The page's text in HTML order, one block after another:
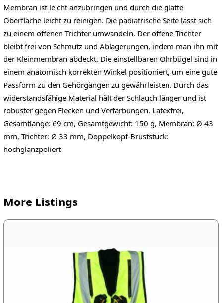
Membran ist leicht anzubringen und durch die glatte
Oberfläche leicht zu reinigen. Die pädiatrische Seite lässt sich
zu einem offenen Trichter umwandeln. Der offene Trichter
bleibt frei von Schmutz und Ablagerungen, indem man ihn mit
der Kleinmembran abdeckt. Die einstellbaren Ohrbügel sind in
einem anatomisch korrekten Winkel positioniert, um eine gute
Passform zu den Gehörgängen zu gewährleisten. Durch das
widerstandsfähige Material hält der Schlauch länger und ist
robuster gegen Flecken und Verfärbungen. Latexfrei,
Gesamtlänge: 69 cm, Gesamtgewicht: 150 g, Membran: Ø 43
mm, Trichter: Ø 33 mm, Doppelkopf-Bruststück:
hochglanzpoliert
More Listings